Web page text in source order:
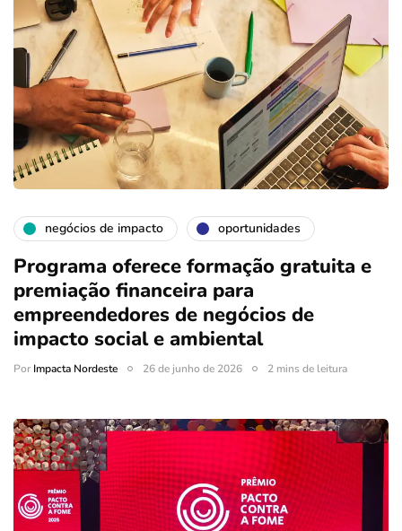
negócios de impacto oportunidades
Programa oferece formação gratuita e
premiação financeira para
empreendedores de negócios de
impacto social e ambiental
PorImpacta Nordeste 26 de junho de 2026 2 mins de leitura